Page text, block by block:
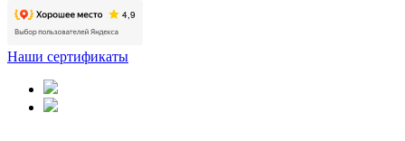
Наши сертификаты